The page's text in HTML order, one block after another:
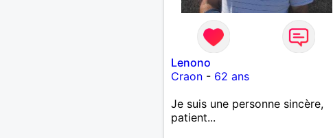
Lenono
Craon- 62 ans
Je suis une personne sincère,
patient...